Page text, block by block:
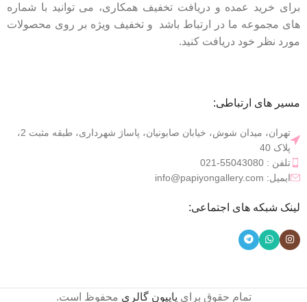
برای خرید عمده و دریافت تخفیف همکاری، می توانید با شماره
های مجموعه ما در ارتباط باشد و تخفیف ویژه بر روی محصولات
مورد نظر خود دریافت کنید.
مسیر های ارتباطی:
تهران، میدان شوش، خیابان صابونیان، پاساژ شهرداری، طبقه مثبت 2،
پلاک 40
تلفن : 55043080-021
ایمیل: info@papiyongallery.com
لینک شبکه های اجتماعی:
تمام حقوق برای پاپیون گالری محفوظ است.